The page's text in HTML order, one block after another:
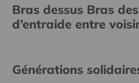
Bras dessus Bras
d’entraide entre
Générations